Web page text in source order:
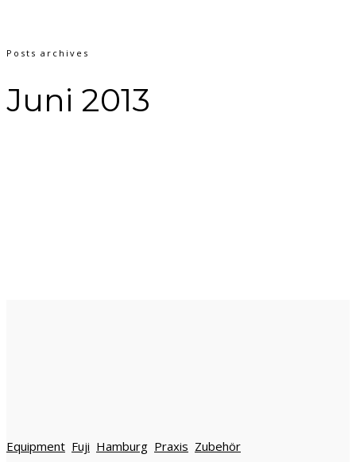
Posts archives
Juni 2013
Equipment Fuji Hamburg Praxis Zubehör